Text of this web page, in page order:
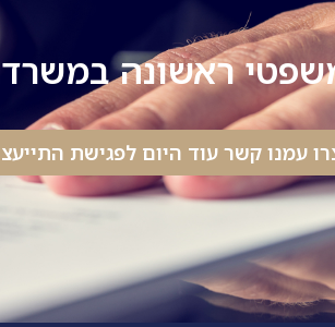
ראשונה
עמנו קשר עוד היום לפגישת